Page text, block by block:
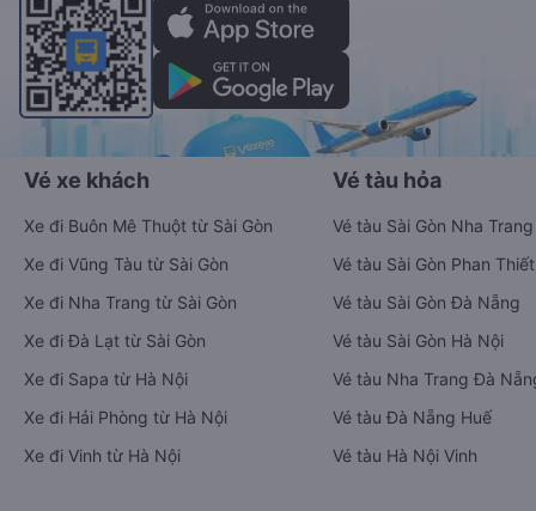
Vé xe khách
Xe đi Buôn Mê Thuột từ Sài Gòn
Xe đi Vũng Tàu từ Sài Gòn
Xe đi Nha Trang từ Sài Gòn
Xe đi Đà Lạt từ Sài Gòn
Xe đi Sapa từ Hà Nội
Xe đi Hải Phòng từ Hà Nội
Xe đi Vinh từ Hà Nội
Vé tàu hỏa
Vé tàu Sài Gòn Nha Trang
Vé tàu Sài Gòn Phan Thiết
Vé tàu Sài Gòn Đà Nẵng
Vé tàu Sài Gòn Hà Nội
Vé tàu Nha Trang Đà
Vé tàu Đà Nẵng Huế
Vé tàu Hà Nội Vinh